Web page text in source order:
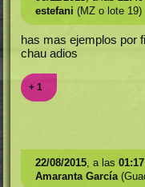
estefani (MZ o lote 19)
has mas ejemplos por
chau adios
+ 1
22/08/2015, a las 01:17
Amaranta García